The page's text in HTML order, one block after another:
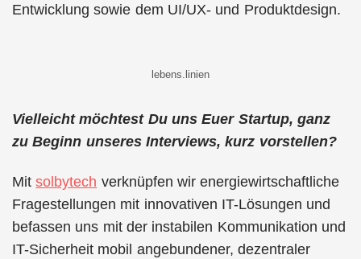
Entwicklung sowie dem UI/UX- und Produktdesign.
lebens.linien
Vielleicht möchtest Du uns Euer Startup, ganz
zu Beginn unseres Interviews, kurz vorstellen?
Mitsolbytech verknüpfen wir energiewirtschaftliche
Fragestellungen mit innovativen IT-Lösungen und
befassen uns mit der instabilen Kommunikation und
IT-Sicherheit mobil angebundener, dezentraler